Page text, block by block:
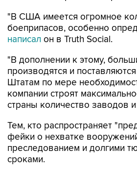
"В США имеется огромное
боеприпасов, особенно
написал он в Truth Social.
"В дополнении к этому,
производятся и
Штатам по мере
компании строят
страны количество заводов
Тем, кто распространяет
фейки о нехватке
преследованием и долгими
сроками.